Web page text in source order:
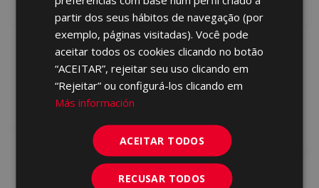
FOUNDRY GRIS 45 X 90
Adicionar aos
favoritos
COMPASS CENIZA
(metric) FOUNDRY 45 X
90
HFW713 | 45x90
PORTUGUESE
partir dos seus hábitos de navegação (por
exemplo, páginas visitadas). Você pode
aceitar todos os cookies clicando no botão
“ACEITAR”, rejeitar seu uso clicando em
“Rejeitar” ou configurá-los clicando em
Más información
ACEITAR TODOS
RECUSAR TODOS